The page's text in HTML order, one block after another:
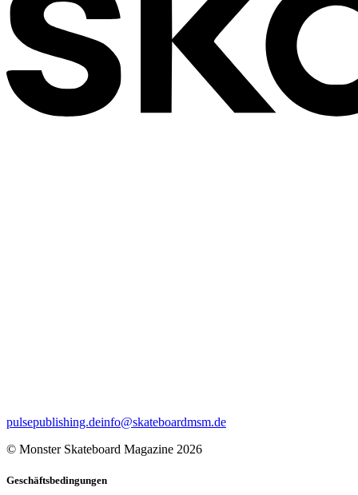
pulsepublishing.deinfo@skateboardmsm.de
© Monster Skateboard Magazine 2026
Geschäftsbedingungen